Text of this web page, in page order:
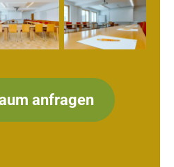
anfragen